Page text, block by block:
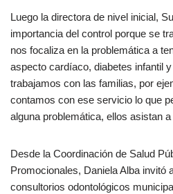
Luego la directora de nivel inicial,
importancia del control porque se
nos focaliza en la problemática a
aspecto cardíaco, diabetes infantil
trabajamos con las familias, por
contamos con ese servicio lo que
alguna problemática, ellos asistan
Desde la Coordinación de Salud
Promocionales, Daniela Alba invitó
consultorios odontológicos